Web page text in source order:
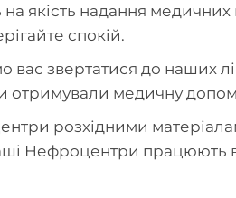
якість надання
спокій.
вас звертатися до наших
медичну
розхідними
Нефроцентри працюють